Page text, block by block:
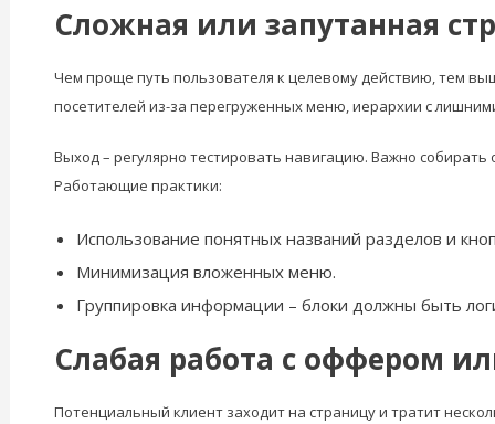
Сложная или запутанная
Чем проще путь пользователя к целевому действию, тем
посетителей из-за перегруженных меню, иерархии с
Выход – регулярно тестировать навигацию. Важно
Работающие практики:
Использование понятных названий разделов и
Минимизация вложенных меню.
Группировка информации – блоки должны быть
Слабая работа с оффером
Потенциальный клиент заходит на страницу и тратит